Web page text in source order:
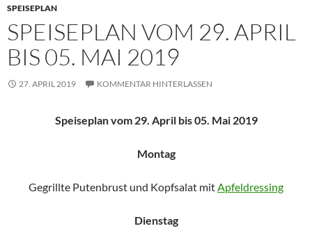
SPEISEPLAN
SPEISEPLAN VOM 29. APRIL
BIS 05. MAI 2019
27. APRIL 2019 KOMMENTAR HINTERLASSEN
Speiseplan vom 29. April bis 05. Mai 2019
Montag
Gegrillte Putenbrust und Kopfsalat mitApfeldressing
Dienstag